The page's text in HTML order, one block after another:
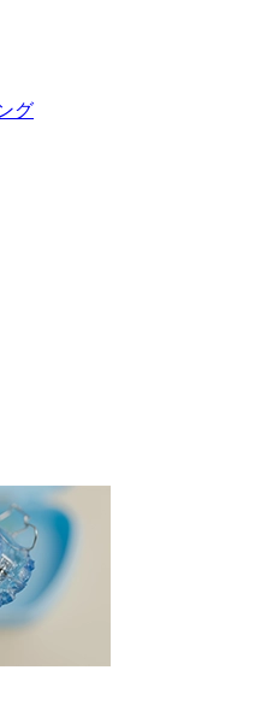
グ